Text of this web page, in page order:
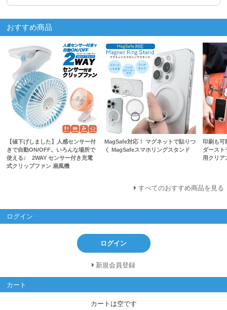
おすすめ商品
【値下げしました】人感センサー付
きで自動ON/OFF。いろんな場所で
使える♪ 2WAY センサー付き充電
式クリップファン 扇風機
MagSafe対応！ マグネットで貼りつ
く MagSafeスマホリングスタンド
印刷も可
ダースト
用クリア
すべてのおすすめ商品を見る
ログイン
ログイン
新規会員登録
カート
カートは空です